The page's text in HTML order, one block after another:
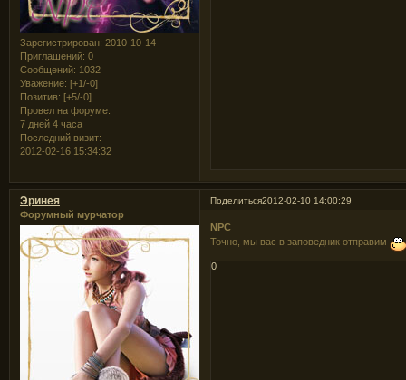
Зарегистрирован: 2010-10-14
Приглашений: 0
Сообщений: 1032
Уважение: [+1/-0]
Позитив: [+5/-0]
Провел на форуме:
7 дней 4 часа
Последний визит:
2012-02-16 15:34:32
Поделиться2012-02-10 14:00:29
Эринея
Форумный мурчатор
NPC
Точно, мы вас в заповедник отправим
0